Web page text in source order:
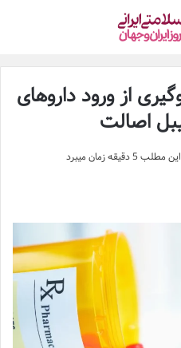
از ورود داروهای
اصالت
5 دقیقه زمان میبرد